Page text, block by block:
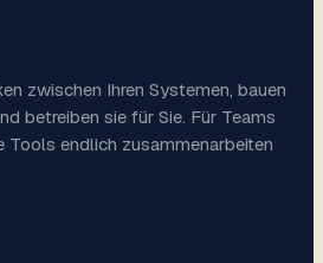
zwischen Ihren Systemen, bauen
betreiben sie für Sie. Für Teams
Tools endlich zusammenarbeiten